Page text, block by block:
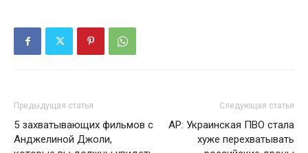
Предыдущая статья
5 захватывающих фильмов с
Анджелиной Джоли,
Следующая статья
AP: Украинская ПВО стала
хуже перехватывать